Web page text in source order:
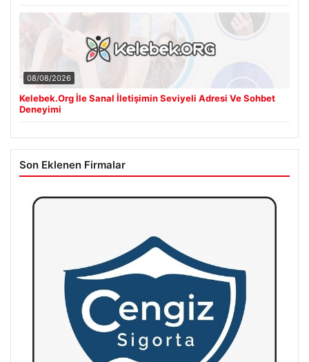
08/08/2026
Kelebek.Org İle Sanal İletişimin Seviyeli Adresi Ve Sohbet
Deneyimi
Son Eklenen Firmalar